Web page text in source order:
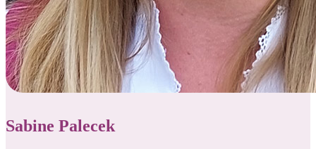
Sabine Palecek